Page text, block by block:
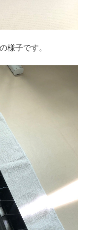
様子です。